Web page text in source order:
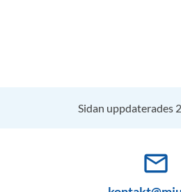
Sidan uppdaterades
mail_outline